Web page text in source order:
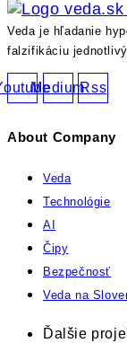
Veda je hľadanie
falzifikáciu
MediumRss
About Company
Veda
Technológie
AI
Čipy
Bezpečnosť
Veda na
Ďalšie